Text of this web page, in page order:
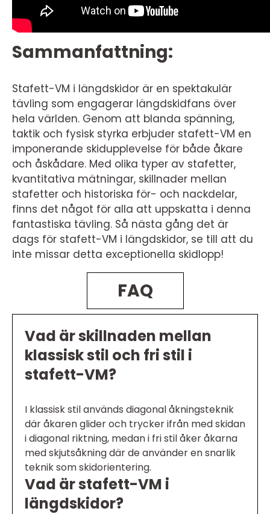
Sammanfattning:
Stafett-VM i längdskidor är en spektakulär
tävling som engagerar längdskidfans över
hela världen. Genom att blanda spänning,
taktik och fysisk styrka erbjuder stafett-VM en
imponerande skidupplevelse för både åkare
och åskådare. Med olika typer av stafetter,
kvantitativa mätningar, skillnader mellan
stafetter och historiska för- och nackdelar,
finns det något för alla att uppskatta i denna
fantastiska tävling. Så nästa gång det är
dags för stafett-VM i längdskidor, se till att du
inte missar detta exceptionella skidlopp!
FAQ
Vad är skillnaden mellan
klassisk stil och fri stil i
stafett-VM?
I klassisk stil används diagonal åkningsteknik
där åkaren glider och trycker ifrån med skidan
i diagonal riktning, medan i fri stil åker åkarna
med skjutsåkning där de använder en snarlik
teknik som skidorientering.
Vad är stafett-VM i
längdskidor?